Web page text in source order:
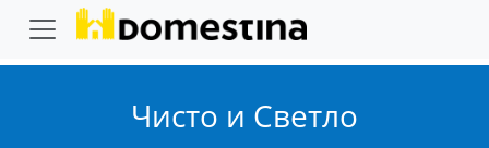
Чисто и Светло